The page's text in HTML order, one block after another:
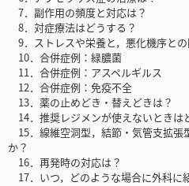
7．副作用の頻度と対応は？
8．対症療法はどうする？
9．ストレスや栄養と，悪化機序との
10．合併症例：緑膿菌
11．合併症例：アスペルギルス
12．合併症例：免疫不全
13．薬の止めどき・替えどきは？
14．推奨レジメンが使えないときは
15．線維空洞型，結節・気管支拡張
か？
16．再発時の対応は？
17．いつ，どのような場合に外科に